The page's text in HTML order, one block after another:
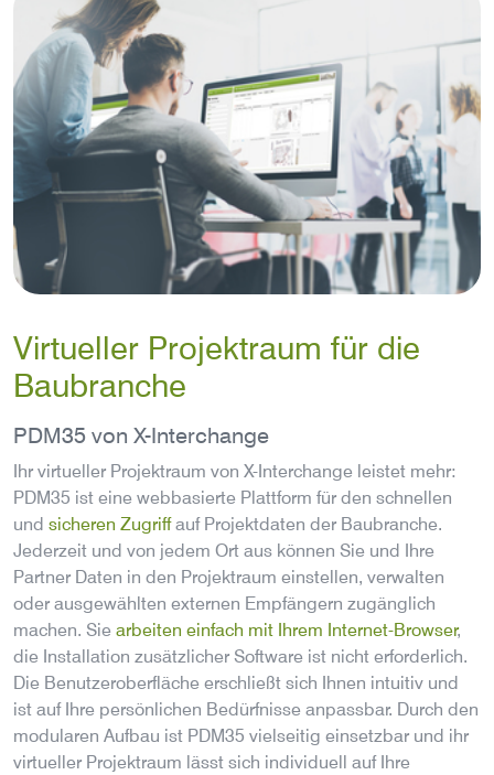
Virtueller Projektraum für die
Baubranche
PDM35 von X-Interchange
Ihr virtueller Projektraum von X-Interchange leistet mehr:
PDM35 ist eine webbasierte Plattform für den schnellen
und sicheren Zugriffauf Projektdaten der Baubranche.
Jederzeit und von jedem Ort aus können Sie und Ihre
Partner Daten in den Projektraum einstellen, verwalten
oder ausgewählten externen Empfängern zugänglich
machen. Sie arbeiten einfach mit Ihrem Internet-Browser,
die Installation zusätzlicher Software ist nicht erforderlich.
Die Benutzeroberfläche erschließt sich Ihnen intuitiv und
ist auf Ihre persönlichen Bedürfnisse anpassbar. Durch den
modularen Aufbau ist PDM35 vielseitig einsetzbar und ihr
virtueller Projektraum lässt sich individuell auf Ihre